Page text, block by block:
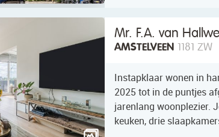
Mr. F.A. van
AMSTELVEEN 1181 ZW
Instapklaar wonen in
2025 tot in de puntjes
jarenlang woonplezier.
keuken, drie